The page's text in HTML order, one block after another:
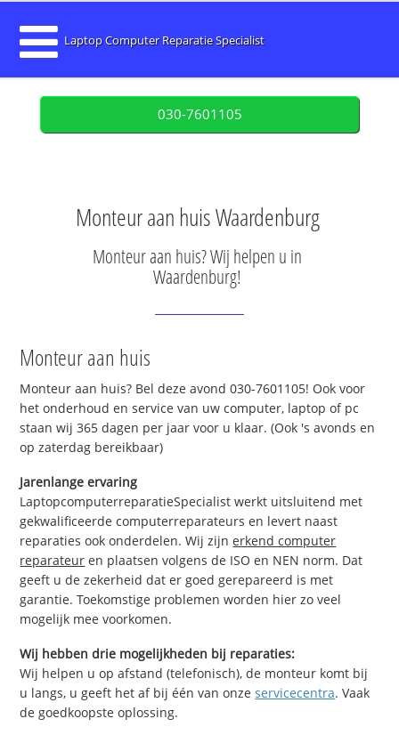
Laptop Computer Reparatie Specialist
030-7601105
Monteur aan huis Waardenburg
Monteur aan huis? Wij helpen u in
Waardenburg!
Monteur aan huis
Monteur aan huis? Bel deze avond 030-7601105! Ook voor
het onderhoud en service van uw computer, laptop of pc
staan wij 365 dagen per jaar voor u klaar. (Ook 's avonds en
op zaterdag bereikbaar)
Jarenlange ervaring
LaptopcomputerreparatieSpecialist werkt uitsluitend met
gekwalificeerde computerreparateurs en levert naast
reparaties ook onderdelen. Wij zijnerkend computer
reparateur en plaatsen volgens de ISO en NEN norm. Dat
geeft u de zekerheid dat er goed gerepareerd is met
garantie. Toekomstige problemen worden hier zo veel
mogelijk mee voorkomen.
Wij hebben drie mogelijkheden bij reparaties:
Wij helpen u op afstand (telefonisch), de monteur komt bij
u langs, u geeft het af bij één van onzeservicecentra. Vaak
de goedkoopste oplossing.